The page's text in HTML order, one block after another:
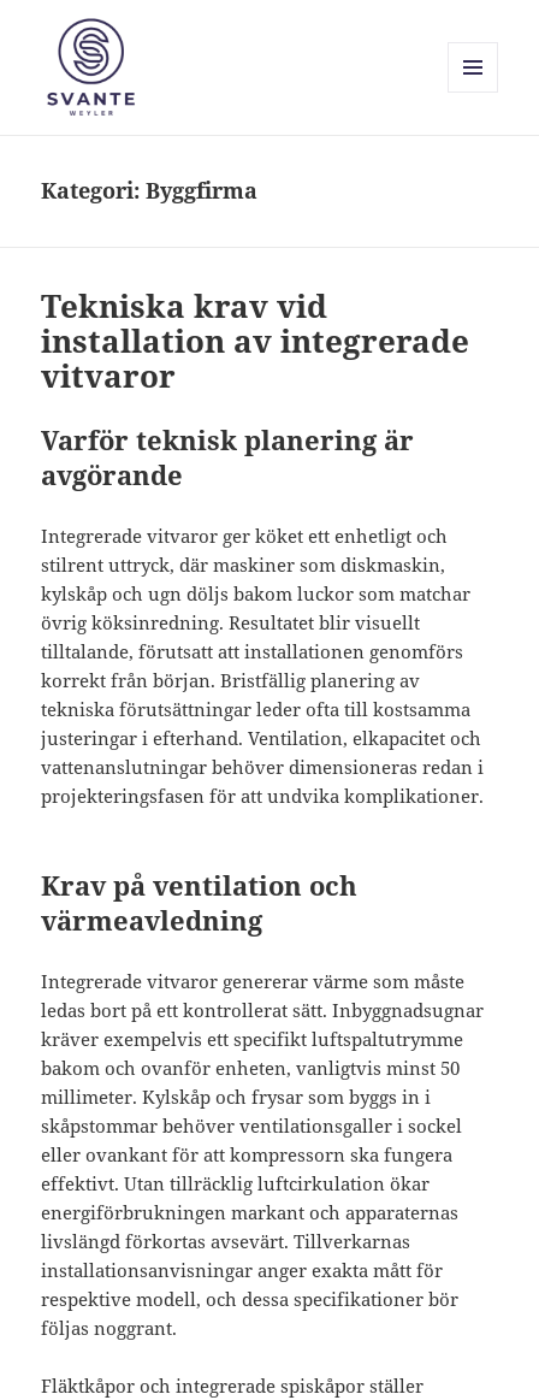
Kategori:Byggfirma
Tekniska krav vid
installation av integrerade
vitvaror
Varför teknisk planering är
avgörande
Integrerade vitvaror ger köket ett enhetligt och
stilrent uttryck, där maskiner som diskmaskin,
kylskåp och ugn döljs bakom luckor som matchar
övrig köksinredning. Resultatet blir visuellt
tilltalande, förutsatt att installationen genomförs
korrekt från början. Bristfällig planering av
tekniska förutsättningar leder ofta till kostsamma
justeringar i efterhand. Ventilation, elkapacitet och
vattenanslutningar behöver dimensioneras redan i
projekteringsfasen för att undvika komplikationer.
Krav på ventilation och
värmeavledning
Integrerade vitvaror genererar värme som måste
ledas bort på ett kontrollerat sätt. Inbyggnadsugnar
kräver exempelvis ett specifikt luftspaltutrymme
bakom och ovanför enheten, vanligtvis minst 50
millimeter. Kylskåp och frysar som byggs in i
skåpstommar behöver ventilationsgaller i sockel
eller ovankant för att kompressorn ska fungera
effektivt. Utan tillräcklig luftcirkulation ökar
energiförbrukningen markant och apparaternas
livslängd förkortas avsevärt. Tillverkarnas
installationsanvisningar anger exakta mått för
respektive modell, och dessa specifikationer bör
följas noggrant.
Fläktkåpor och integrerade spiskåpor ställer